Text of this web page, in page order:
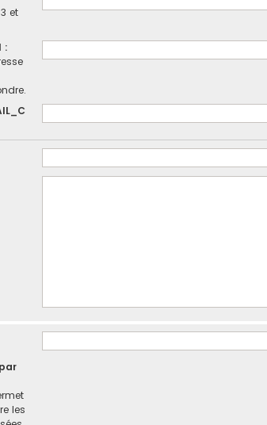
et
:
les